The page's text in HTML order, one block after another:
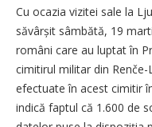
Cu ocazia vizitei sale la
să­vâr­șit sâmbătă, 19
români care au luptat în
cimitirul militar din Renče-
efectuate în acest cimitir
indică faptul că 1.600 de